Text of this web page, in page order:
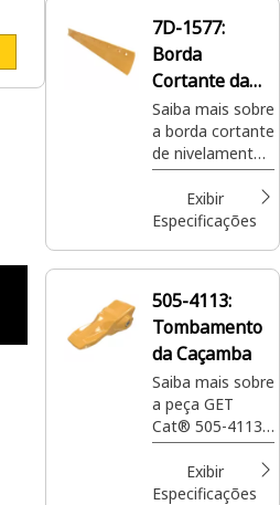
7D-1577:
Borda
Cortante da
Motonivelador
a Curvada de
19 mm
Saiba mais sobre
a borda cortante
de nivelamento
curvado de 19
mm Cat®, peça
7D-1577, que
nas superfícies
eficiência do que
uma borda
serrilhada reta,
ideal para
trabalhos
precisos de
nivelamento e
acabamento.
Exibir
Especificações
505-4113:
Tombamento
da Caçamba
Saiba mais sobre
a peça GET
Cat® 505-4113,
Advansys™ 110,
ponta de
penetração plus
Exibir
Especificações